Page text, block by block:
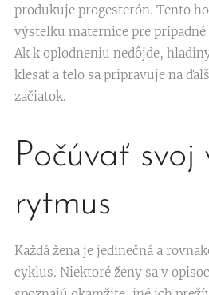
produkuje progesterón. Tento
výstelku maternice pre
Ak k oplodneniu nedôjde,
klesať a telo sa pripravuje na
začiatok.
Počúvať svoj
rytmus
Každá žena je jedinečná a
cyklus. Niektoré ženy sa v